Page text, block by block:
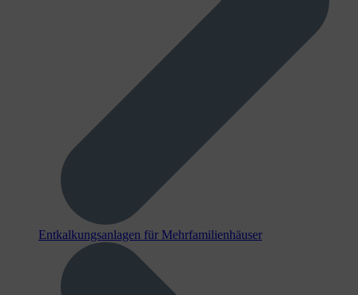
Entkalkungsanlagen für Mehrfamilienhäuser